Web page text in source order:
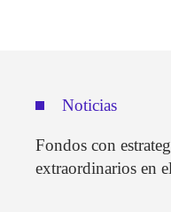
Noticias
Fondos con
extraordinarios en